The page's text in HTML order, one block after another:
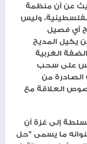
عن أن منظمة
وليس
أي فصيل
يكيل المديح
الغربية
على سحب
الصادرة من
العلاقة مع
إلى غزة أن
ما يسمى "حل